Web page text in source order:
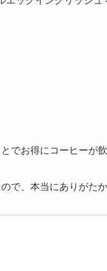
でお得にコーヒーが
で、本当にありがた